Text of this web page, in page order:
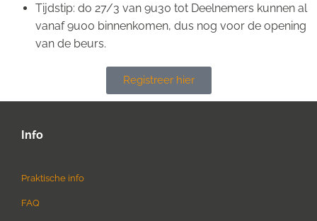
Tijdstip: do 27/3 van 9u30 tot Deelnemers kunnen al
vanaf 9u00 binnenkomen, dus nog voor de opening
van de beurs.
Registreer hier
Info
Praktische info
FAQ